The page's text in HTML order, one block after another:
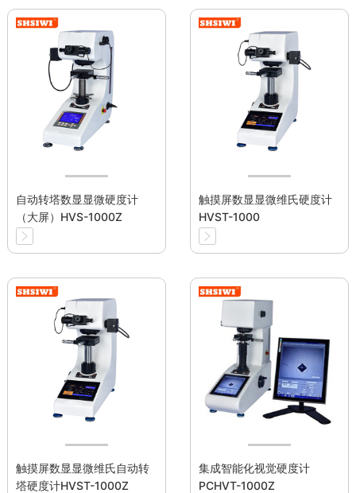
自动转塔数显显微硬度计
（大屏）HVS-1000Z
触摸屏数显显微维氏硬度计
HVST-1000
触摸屏数显显微维氏自动转
塔硬度计HVST-1000Z
集成智能化视觉硬度计
PCHVT-1000Z